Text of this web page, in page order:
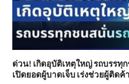
ด่วน! เกิดอุบัติเหตุใหญ่ รถบรร
เปิดยอดผู้บาดเจ็บ เร่งช่วยผู้ติดค้